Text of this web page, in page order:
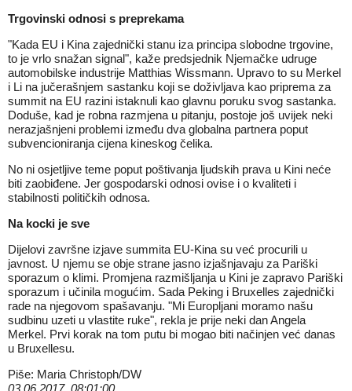
Trgovinski odnosi s preprekama
"Kada EU i Kina zajednički stanu iza principa slobodne trgovine,
to je vrlo snažan signal", kaže predsjednik Njemačke udruge
automobilske industrije Matthias Wissmann. Upravo to su Merkel
i Li na jučerašnjem sastanku koji se doživljava kao priprema za
summit na EU razini istaknuli kao glavnu poruku svog sastanka.
Doduše, kad je robna razmjena u pitanju, postoje još uvijek neki
nerazjašnjeni problemi između dva globalna partnera poput
subvencioniranja cijena kineskog čelika.
No ni osjetljive teme poput poštivanja ljudskih prava u Kini neće
biti zaobiđene. Jer gospodarski odnosi ovise i o kvaliteti i
stabilnosti političkih odnosa.
Na kocki je sve
Dijelovi završne izjave summita EU-Kina su već procurili u
javnost. U njemu se obje strane jasno izjašnjavaju za Pariški
sporazum o klimi. Promjena razmišljanja u Kini je zapravo Pariški
sporazum i učinila mogućim. Sada Peking i Bruxelles zajednički
rade na njegovom spašavanju. "Mi Europljani moramo našu
sudbinu uzeti u vlastite ruke", rekla je prije neki dan Angela
Merkel. Prvi korak na tom putu bi mogao biti načinjen već danas
u Bruxellesu.
Piše: Maria Christoph/DW
03.06.2017. 08:01:00